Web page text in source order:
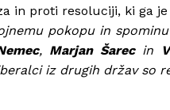
in proti resoluciji, ki ga
pokopu in
,Marjan Šarecin
iz drugih držav so